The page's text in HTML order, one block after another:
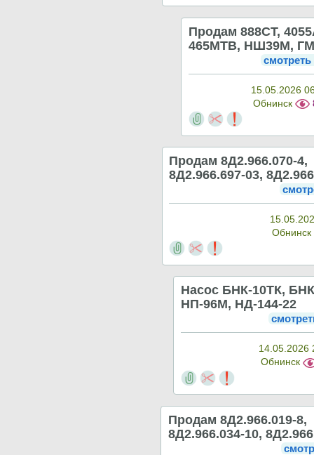
Продам 888СТ,
465МТВ, НШ39М,
смотреть
15.05.2026
Обнинск
Продам 8Д2.966.070-4,
8Д2.966.697-03,
Обнинск
Насос БНК-10ТК,
НП-96М, НД-144-22
14.05.2026
Обнинск
Продам 8Д2.966.019-8,
8Д2.966.034-10,